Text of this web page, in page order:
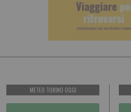
METEO TORINO OGGI